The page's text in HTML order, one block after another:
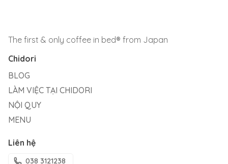
The first & only coffee in bed® from Japan
Chidori
BLOG
LÀM VIỆC TẠI CHIDORI
NỘI QUY
MENU
Liên hệ
038 3121238